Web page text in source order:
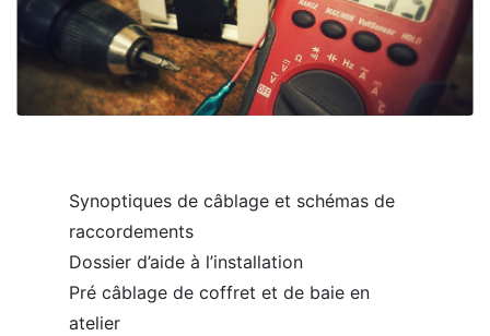
Synoptiques de câblage et schémas de
raccordements
Dossier d’aide à l’installation
Pré câblage de coffret et de baie en
atelier